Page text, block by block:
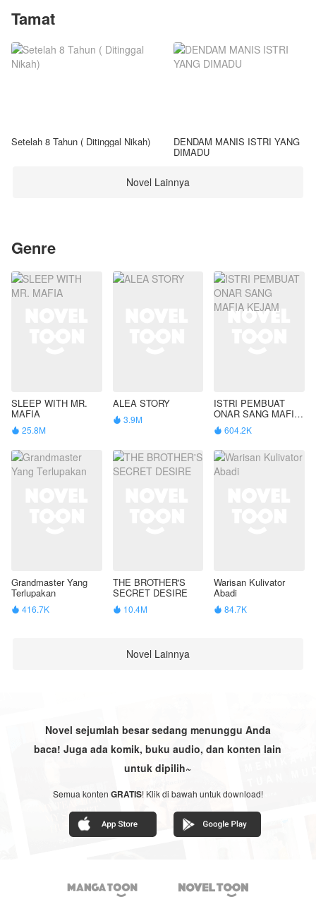
Tamat
Setelah 8 Tahun ( Ditinggal Nikah) DENDAM MANIS ISTRI YANG
DIMADU
Novel Lainnya
Genre
SLEEP WITH MR.
MAFIA
 25.8M
ALEA STORY
 3.9M
ISTRI PEMBUAT
ONAR SANG MAFIA
KEJAM
 604.2K
Grandmaster Yang
Terlupakan
 416.7K
THE BROTHER'S
SECRET DESIRE
 10.4M
Warisan Kulivator
Abadi
 84.7K
Novel Lainnya
Novel sejumlah besar sedang menunggu Anda
baca! Juga ada komik, buku audio, dan konten lain
untuk dipilih~
Semua konten GRATIS! Klik di bawah untuk download!
 